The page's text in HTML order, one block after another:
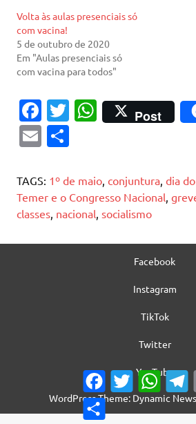
Volta às aulas presenciais só
com vacina!
5 de outubro de 2020
Em "Aulas presenciais só
com vacina para todos"
Fa
c
e
b
o
o
k
T
te
r
W
s
A
p
p
Post
E
ai
l
ar
e
TAGS: 1º de maio, conjuntura, dia
Temer e o Congresso Nacional,
classes, nacional, socialismo
Facebook
Instagram
TikTok
Twitter
YouTube
WordPress Theme: Dynamic
Facebook
Twitter
Share